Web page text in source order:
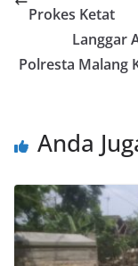
Prokes Ketat
Langgar
Polresta Malang
Anda